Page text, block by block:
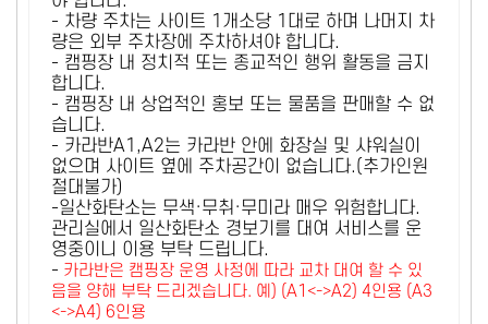
- 차량 주차는 사이트 1개소당 1대로 하며 나머지 차
량은 외부 주차장에 주차하셔야 합니다.
- 캠핑장 내 정치적 또는 종교적인 행위 활동을 금지
합니다.
- 캠핑장 내 상업적인 홍보 또는 물품을 판매할 수 없
습니다.
- 카라반A1,A2는 카라반 안에 화장실 및 샤워실이
없으며 사이트 옆에 주차공간이 없습니다.(추가인원
절대불가)
-일산화탄소는 무색·무취·무미라 매우 위험합니다.
관리실에서 일산화탄소 경보기를 대여 서비스를 운
영중이니 이용 부탁 드립니다.
- 카라반은 캠핑장 운영 사정에 따라 교차 대여 할 수 있
음을 양해 부탁 드리겠습니다. 예) (A1<->A2) 4인용 (A3
<->A4) 6인용